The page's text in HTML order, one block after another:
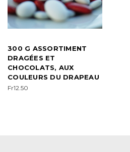
300 G ASSORTIMENT
DRAGÉES ET
CHOCOLATS, AUX
COULEURS DU DRAPEAU
Fr12.50